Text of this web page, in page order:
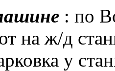
: по
на ж/д
у